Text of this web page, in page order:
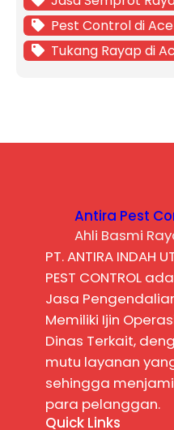
Pest Control di
Tukang Rayap di
Antira Pest
Ahli Basmi
PT. ANTIRA INDAH
PEST CONTROL
Jasa
Memiliki Ijin
Dinas Terkait,
mutu layanan
sehingga
para pelanggan.
Quick Links